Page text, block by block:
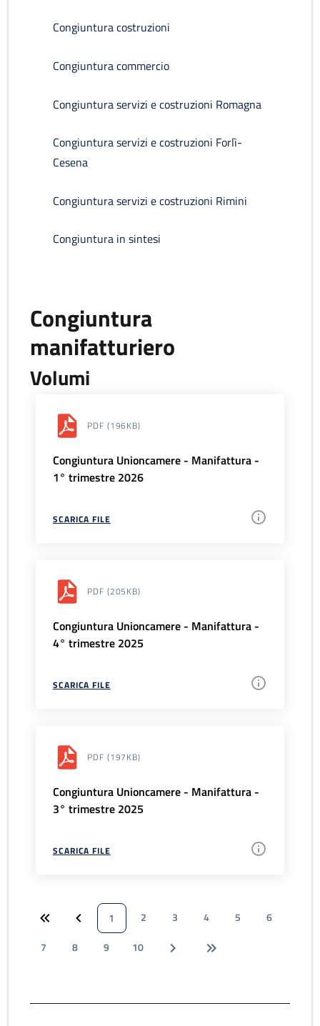
Congiuntura costruzioni
Congiuntura commercio
Congiuntura servizi e costruzioni Romagna
Congiuntura servizi e costruzioni Forlì-
Cesena
Congiuntura servizi e costruzioni Rimini
Congiuntura in sintesi
Congiuntura
manifatturiero
Volumi
PDF (196KB)
Congiuntura Unioncamere - Manifattura -
1° trimestre 2026
SCARICA FILE
PDF (205KB)
Congiuntura Unioncamere - Manifattura -
4° trimestre 2025
SCARICA FILE
PDF (197KB)
Congiuntura Unioncamere - Manifattura -
3° trimestre 2025
SCARICA FILE
1 2 3 4 5
6
7
8 9 10